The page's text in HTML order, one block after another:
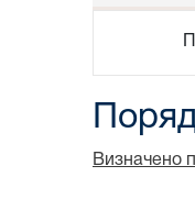
Визначено